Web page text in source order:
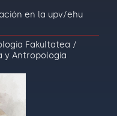
en la upv/ehu
Fakultatea /
y Antropología